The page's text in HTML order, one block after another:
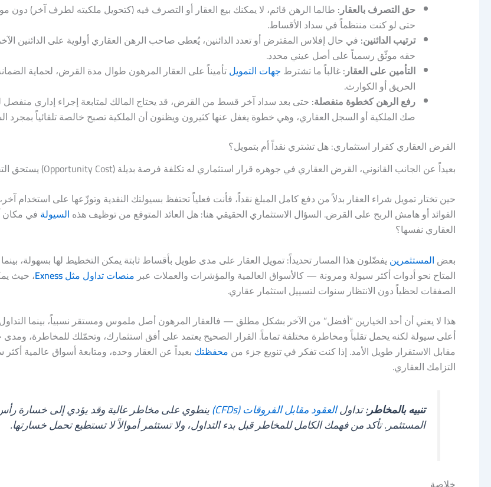
حق التصرف بالعقار: طالما الرهن قائم، لا يمكنك بيع العقار أو التصرف فيه (كتحويل ملكيته لطرف آخر) دون
حتى لو كنت منتظماً في سداد الأقساط.
ترتيب الدائنين: في حال إفلاس المقترض أو تعدد الدائنين، يُعطى صاحب الرهن العقاري أولوية على الدائنين
حقه موثّق رسمياً على أصل عيني محدد.
التأمين على العقار:غالباً ما تشترط جهات التمويلتأميناً على العقار المرهون طوال مدة القرض، لحماية
الحريق أو الكوارث.
رفع الرهن كخطوة منفصلة: حتى بعد سداد آخر قسط من القرض، قد يحتاج المالك لمتابعة إجراء إداري
صك الملكية أو السجل العقاري، وهي خطوة يغفل عنها كثيرون ويظنون أن الملكية تصبح خالصة تلقائياً بمجرد
القرض العقاري كقرار استثماري: هل تشتري نقداً أم بتمويل؟
بعيداً عن الجانب القانوني، القرض العقاري في جوهره قرار استثماري له تكلفة فرصة بديلة (Opportunity Cost) يستحق التفكير فيه قبل التوقيع.
حين تختار تمويل شراء العقار بدلاً من دفع كامل المبلغ نقداً، فأنت فعلياً تحتفظ بسيولتك النقدية وتوزّعها على استخدام
الفوائد أو هامش الربح على القرض. السؤال الاستثماري الحقيقي هنا: هل العائد المتوقع من توظيف هذه السيولةفي مكان
العقاري نفسها؟
بعض المستثمرينيفضّلون هذا المسار تحديداً: تمويل العقار على مدى طويل بأقساط ثابتة يمكن التخطيط لها بسهولة،
المتاح نحو أدوات أكثر سيولة ومرونة — كالأسواق العالمية والمؤشرات والعملات عبر منصات تداول مثلExness، حيث
الصفقات لحظياً دون الانتظار سنوات لتسييل استثمار عقاري.
هذا لا يعني أن أحد الخيارين “أفضل” من الآخر بشكل مطلق — فالعقار المرهون أصل ملموس ومستقر نسبياً، بينما التداول
أعلى سيولة لكنه يحمل تقلباً ومخاطرة مختلفة تماماً. القرار الصحيح يعتمد على أفق استثمارك، وتحمّلك للمخاطرة،
مقابل الاستقرار طويل الأمد. إذا كنت تفكر في تنويع جزء من محفظتك بعيداً عن العقار وحده، ومتابعة أسواق عالمية
التزامك العقاري.
تنبيه بالمخاطر:تداولالعقود مقابل الفروقات (CFDs) ينطوي على مخاطر عالية وقد يؤدي إلى خسارة
المستثمر. تأكد من فهمك الكامل للمخاطر قبل بدء التداول، ولا تستثمر أموالاً لا تستطيع تحمل خسارتها.